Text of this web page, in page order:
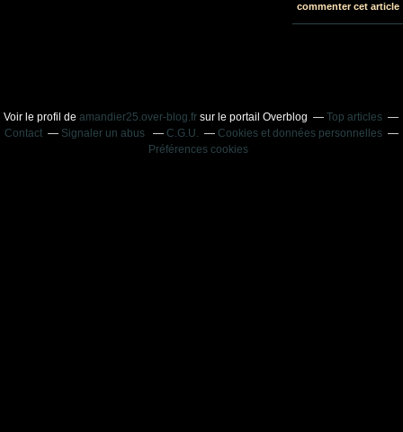
commenter cet article
Voir le profil deamandier25.over-blog.fr sur le portail Overblog
Top articles
Contact
Signaler un abus C.G.U.
Cookies et données personnelles
Préférences cookies